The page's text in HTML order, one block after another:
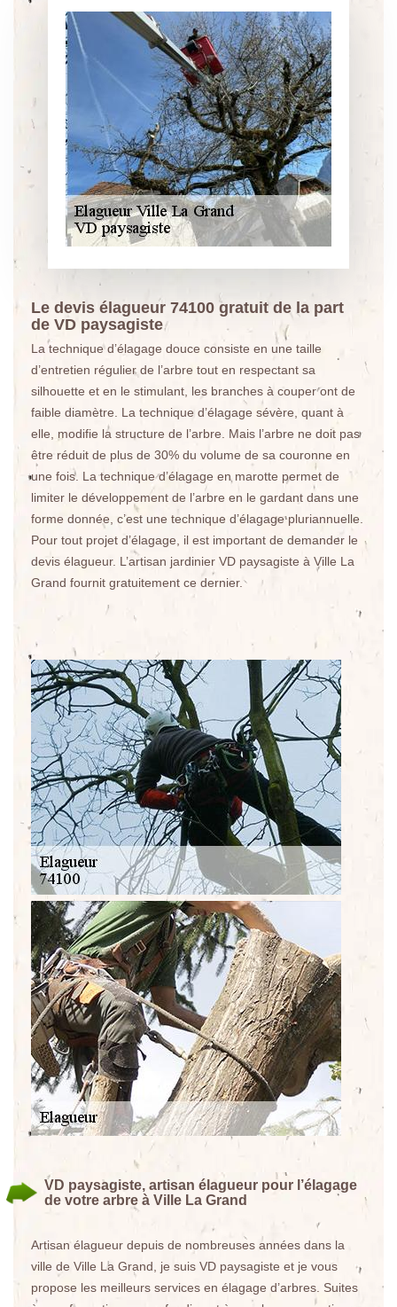
Le devis élagueur 74100 gratuit de la part
de VD paysagiste
La technique d’élagage douce consiste en une taille
d’entretien régulier de l’arbre tout en respectant sa
silhouette et en le stimulant, les branches à couper ont de
faible diamètre. La technique d’élagage sévère, quant à
elle, modifie la structure de l’arbre. Mais l’arbre ne doit pas
être réduit de plus de 30% du volume de sa couronne en
une fois. La technique d’élagage en marotte permet de
limiter le développement de l’arbre en le gardant dans une
forme donnée, c’est une technique d’élagage pluriannuelle.
Pour tout projet d’élagage, il est important de demander le
devis élagueur. L’artisan jardinier VD paysagiste à Ville La
Grand fournit gratuitement ce dernier.
VD paysagiste, artisan élagueur pour l’élagage
de votre arbre à Ville La Grand
Artisan élagueur depuis de nombreuses années dans la
ville de Ville La Grand, je suis VD paysagiste et je vous
propose les meilleurs services en élagage d’arbres. Suites